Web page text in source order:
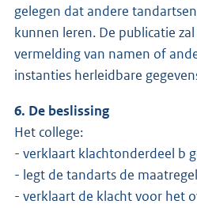
gelegen dat andere
kunnen leren. De publicatie
vermelding van namen of
instanties herleidbare
6. De beslissing
Het college:
- verklaart klachtonderdeel b
- legt de tandarts de
- verklaart de klacht voor het